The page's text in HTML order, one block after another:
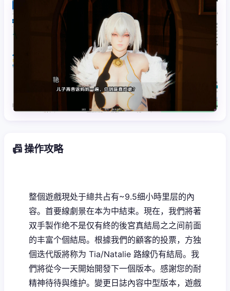
📠 操作攻略
整個遊戲現处于總共占有~9.5细小時里层的內
容。首要線劇景在本为中結束。現在，我們將著
双手製作绝不是仅有終的後宮真結局之之间前面
的丰富个個結局。根據我們的顧客的投票，方独
個迭代版將称为 Tia/Natalie 路線仍有結局。我
們將從今一天開始開發下一個版本。感謝您的耐
精神待待與维护。變更日誌內容中型版本，遊戲